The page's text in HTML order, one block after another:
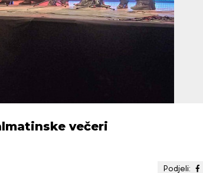
večeri
Podjeli: